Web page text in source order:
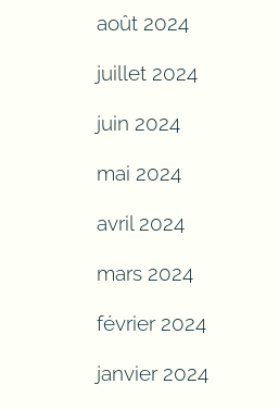
août 2024
juillet 2024
juin 2024
mai 2024
avril 2024
mars 2024
février 2024
janvier 2024